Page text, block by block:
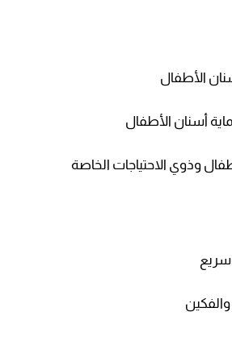
الأطفال
أسنان الأطفال
وذوي الاحتياجات الخاصة